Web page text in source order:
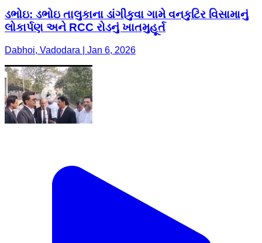
ડભોઇ: ડભોઇ તાલુકાના ડાંગીકુવા ગામે વનકુટિર વિસામાનું
લોકાર્પણ અને RCC રોડનું ખાતમુહૂર્ત
Dabhoi, Vadodara | Jan 6, 2026